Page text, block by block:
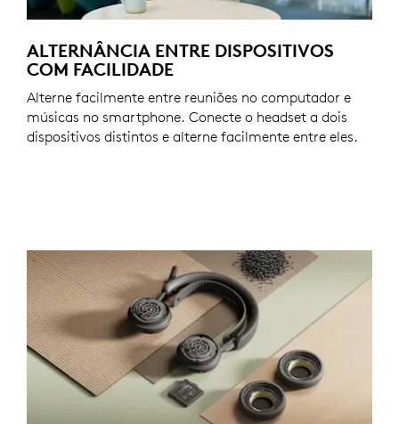
ALTERNÂNCIA ENTRE DISPOSITIVOS
COM FACILIDADE
Alterne facilmente entre reuniões no computador e
músicas no smartphone. Conecte o headset a dois
dispositivos distintos e alterne facilmente entre eles.